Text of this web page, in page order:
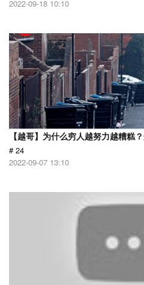
2022-09-18 10:10
【越哥】为什么穷人越努力越糟糕
# 24
2022-09-07 13:10